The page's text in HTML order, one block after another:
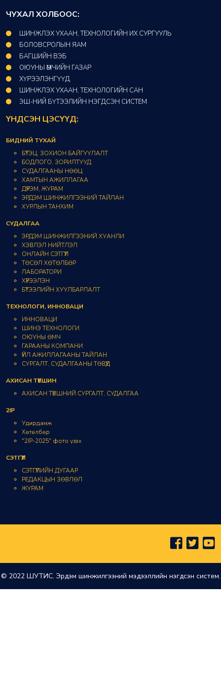
ЧУХАЛ ХОЛБООС:
ШИНЖЛЭХ УХААН, ТЕХНОЛОГИЙН ИХ СУРГУУЛЬ
БОЛОВСРОЛЫН ЯАМ
БАГШИЙН ВЭБ
ОЮУНЫ ӨМЧИЙН ГАЗАР​
ХҮРЭЭЛЭНГҮҮД​
ШИНЖЛЭХ УХААН, ТЕХНОЛОГИЙН САН​
ЭШ-НИЙ БҮТЭЭЛИЙН НЭГДСЭН СИСТЕМ
ҮНДСЭН ЦЭСҮҮД:
БИДНИЙ ТУХАЙ
БҮТЭЦ, ЗОХИОН БАЙГУУЛАЛТ
БОДЛОГО, ЗОРИЛТУУД
СУДАЛГААНЫ НӨӨЦ
ХАМТЫН АЖИЛЛАГАА
ДҮРЭМ, ЖУРАМ
ЭРДЭМ ШИНЖИЛГЭЭНИЙ ТАЙЛАН
ХУРЛЫН ТАНХИМ
СУДАЛГАА
ЭРДЭМ ШИНЖИЛГЭЭНИЙ ХУАНЛИ
ХЭВЛЭЛ НИЙТЛЭЛ
ОНЛАЙН СЭТГҮҮЛ
ТӨСӨЛ ХӨТӨЛБӨР
ЛАБОРАТОРИ
ХҮРЭЭЛЭН
БҮТЭЭЛИЙН ХУУЛБАРЛАЛТ
ТЕХНОЛОГИ, ИННОВАЦИ
ИННОВАЦИ
ШИНЭ ТЕХНОЛОГИ
ОЮУНЫ ӨМЧ
ГАРААНЫ КОМПАНИ
ҮЙЛ АЖИЛЛАГААНЫ ТАЙЛАН
СУРГАЛТ, СУДАЛГААНЫ ТӨВҮҮД
АХИСАН ТҮВШИН
АХИСАН ТҮВШНИЙ СУРГАЛТ, СУДАЛГАА
2IP
Удирдамж
Хөтөлбөр
"2IP-2025" фото үзэх
СЭТГҮҮЛ
СЭТГҮҮЛИЙН ДУГААР
РЕДАКЦЫН ЗӨВЛӨЛ
ЖУРАМ
© 2022 ШУТИС. Эрдэм шинжилгээний мэдээллийн нэгдсэн систем.